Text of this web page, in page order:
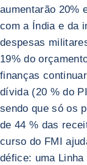
aumentarão 20%
com a Índia e da
despesas
19% do
finanças
dívida (20 % do
sendo que só os
de 44 % das
curso do FMI
défice: uma